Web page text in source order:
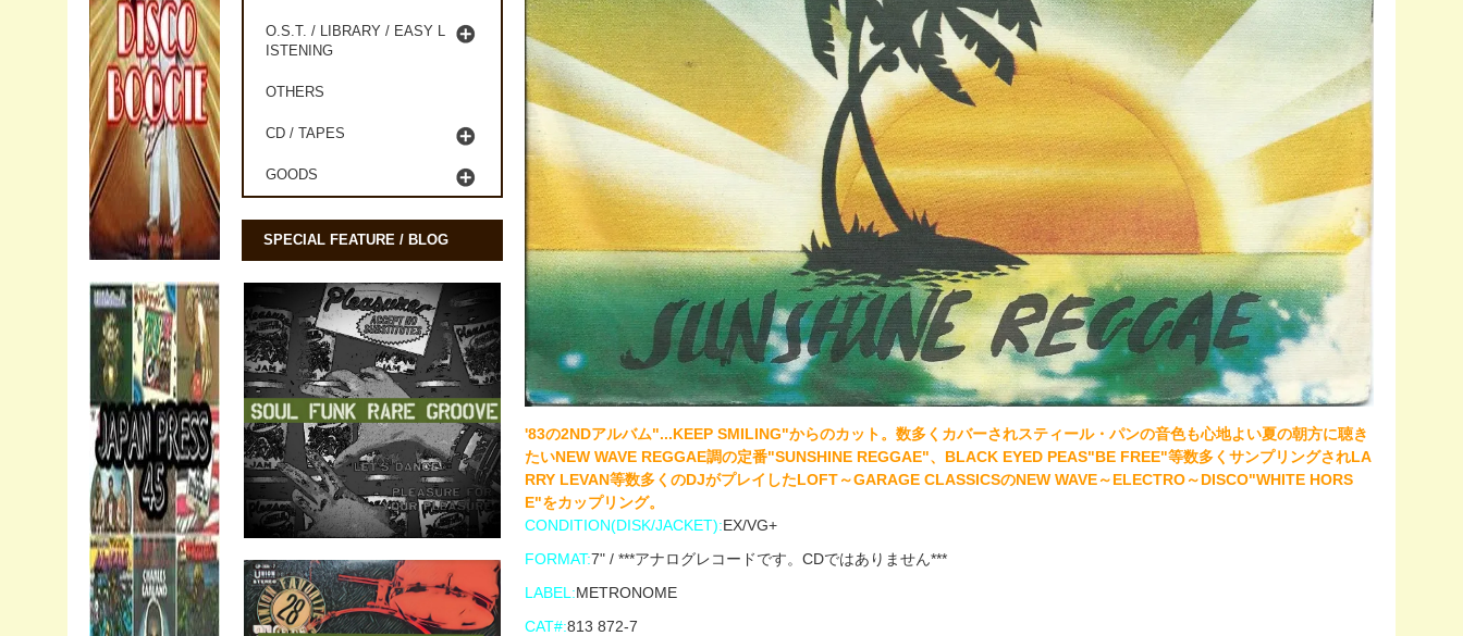
'83の2NDアルバム"...KEEP SMILING"からのカット。数多くカバーされスティール・パンの音色も心地よい夏の朝方に聴き
たいNEW WAVE REGGAE調の定番"SUNSHINE REGGAE"、BLACK EYED PEAS"BE FREE"等数多くサンプリングされLA
RRY LEVAN等数多くのDJがプレイしたLOFT～GARAGE CLASSICSのNEW WAVE～ELECTRO～DISCO"WHITE HORS
E"をカップリング。
CONDITION(DISK/JACKET):EX/VG+
FORMAT:7" / ***アナログレコードです。CDではありません***
LABEL:METRONOME
CAT#:813 872-7
O.S.T. / LIBRARY / EASY L
ISTENING
OTHERS
CD / TAPES
GOODS
SPECIAL FEATURE / BLOG